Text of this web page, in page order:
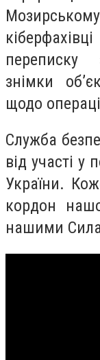
знімки
щодо
Служба
від участі у
України.
кордон
нашими